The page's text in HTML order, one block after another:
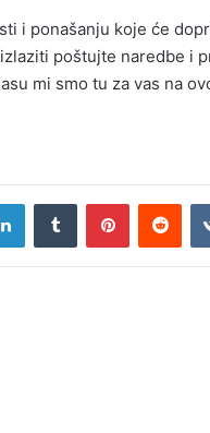
i ponašanju koje će
poštujte naredbe i
mi smo tu za vas na
LinkedInTumblr Pinterest